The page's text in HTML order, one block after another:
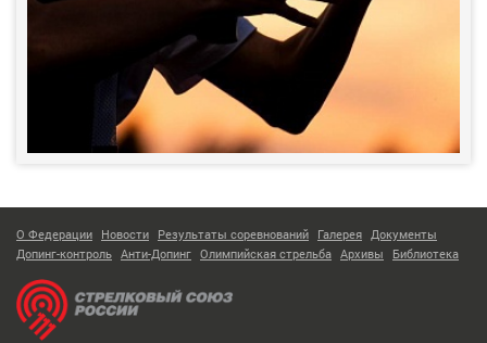
О Федерации Новости Результаты соревнований Галерея Документы
Допинг-контроль Анти-Допинг Олимпийская стрельба Архивы Библиотека